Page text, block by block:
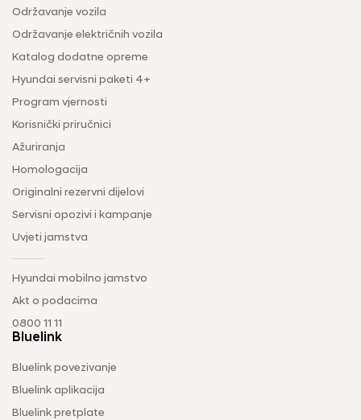
Održavanje vozila
Održavanje električnih vozila
Katalog dodatne opreme
Hyundai servisni paketi 4+
Program vjernosti
Korisnički priručnici
Ažuriranja
Homologacija
Originalni rezervni dijelovi
Servisni opozivi i kampanje
Uvjeti jamstva
Hyundai mobilno jamstvo
Akt o podacima
0800 11 11
Bluelink
Bluelink povezivanje
Bluelink aplikacija
Bluelink pretplate